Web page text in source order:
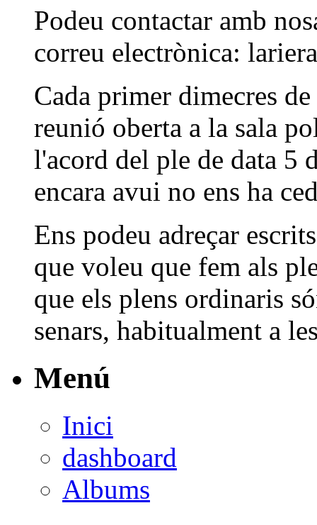
Podeu contactar amb
correu electrònica:
Cada primer dimecres
reunió oberta a la sala
l'acord del ple de data 5
encara avui no ens ha
Ens podeu adreçar
que voleu que fem als
que els plens ordinaris
senars, habitualment a
Menú
Inici
dashboard
Albums